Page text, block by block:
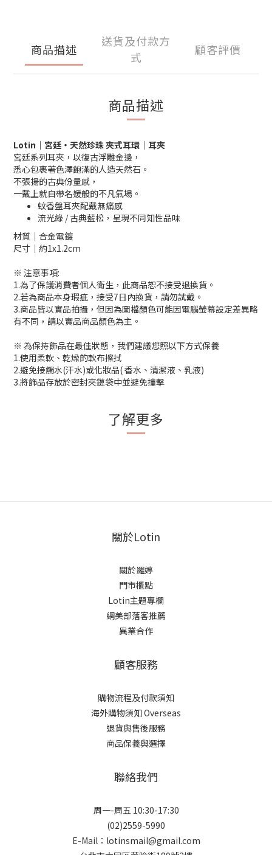
商品描述
送貨及付款方
式
顧客評價
商品描述
Lotin ｜宮廷‧天然珍珠 夾式耳環｜耳夾
宮廷系列耳夾，以復古浮雕金邊，
悉心包裹著色澤飽滿的人造天然石。
不張揚的古典份量感，
一戴上就自帶名媛般的不凡氣場。
蚊香盤耳夾配戴無痛感
流光綠 / 古典藍松，呈現不同知性品味
材質│合金電鍍
尺寸│約1x1.2cm
※ 注意事項:
1.為了保護消費者個人衛生，此商品恕不接受退換貨。
2.若為商品本身瑕疵，接受7日內換貨，請勿試戴。
3.商品皆以實品拍攝，但因為圖檔顏色可能因電腦螢幕設定差異略
有不同，請以實品商品顏色為主。
※ 為保持飾品在最佳狀態，我們建議您照以下方式保養
1.使用柔軟、乾燥的軟布擦拭
2.避免接觸水(汗水)或化妝品( 香水、清潔液、乳液)
3.將飾品存放於密封夾鏈袋中並避免撞擊
了解更多
關於Lotin
關於羅婷
門市櫃點
Lotin主題專欄
網美部落客推薦
異業合作
顧客服務
購物流程及付款須知
海外購物須知 Overseas
退貨與售後服務
商品保養與選擇
聯絡我們
周一-周五 10:30-17:30
(02)2559-5990
E-Mail：lotinsmail@gmail.com